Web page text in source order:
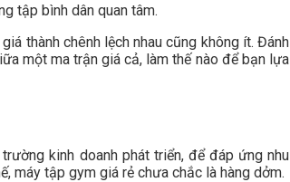
tập bình dân quan tâm.
thành chênh lệch nhau cũng không ít. Đánh
một ma trận giá cả, làm thế nào để bạn lựa
kinh doanh phát triển, để đáp ứng nhu
máy tập gym giá rẻ chưa chắc là hàng dởm.